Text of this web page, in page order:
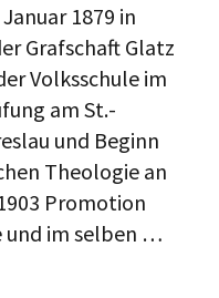
1879 in
Grafschaft Glatz
Volksschule im
am St.-
und Beginn
Theologie an
Promotion
und im selben …